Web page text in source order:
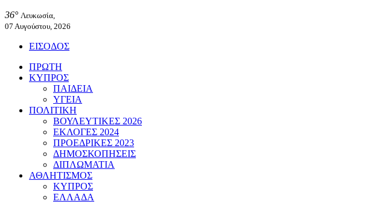
36° Λευκωσία,
07 Αυγούστου, 2026
ΕΙΣΟΔΟΣ
ΠΡΩΤΗ
ΚΥΠΡΟΣ
ΠΑΙΔΕΙΑ
ΥΓΕΙΑ
ΠΟΛΙΤΙΚΗ
ΒΟΥΛΕΥΤΙΚΕΣ 2026
ΕΚΛΟΓΕΣ 2024
ΠΡΟΕΔΡΙΚΕΣ 2023
ΔΗΜΟΣΚΟΠΗΣΕΙΣ
ΔΙΠΛΩΜΑΤΙΑ
ΑΘΛΗΤΙΣΜΟΣ
ΚΥΠΡΟΣ
ΕΛΛΑΔΑ